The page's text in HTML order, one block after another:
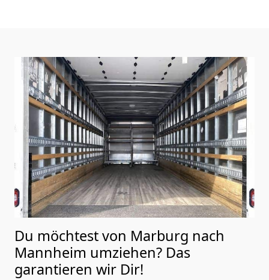
Du möchtest von Marburg nach
Mannheim umziehen? Das
garantieren wir Dir!